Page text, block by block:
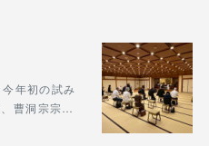
年初の試み
曹洞宗宗…